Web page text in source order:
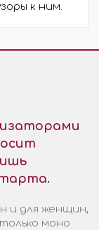
к ним.
и для женщин,
моно